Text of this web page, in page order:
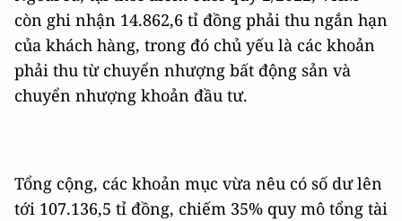
còn ghi nhận 14.862,6 tỉ đồng phải thu ngắn hạn
của khách hàng, trong đó chủ yếu là các khoản
phải thu từ chuyển nhượng bất động sản và
chuyển nhượng khoản đầu tư.
Tổng cộng, các khoản mục vừa nêu có số dư lên
tới 107.136,5 tỉ đồng, chiếm 35% quy mô tổng tài